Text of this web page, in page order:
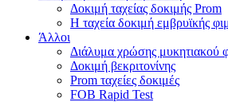
Δοκιμή ταχείας δοκιμής Prom
Η ταχεία δοκιμή εμβρυϊκής
Άλλοι
Διάλυμα χρώσης μυκητιακού
Δοκιμή βεκριτονίνης
Prom ταχείες δοκιμές
FOB Rapid Test